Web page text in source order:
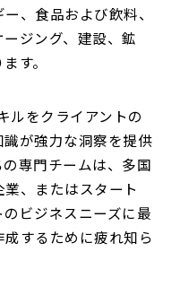
、食品および飲料、
ジング、建設、鉱
す。
ルをクライアントの
が強力な洞察を提供
専門チームは、多国
、またはスタート
ビジネスニーズに最
するために疲れ知ら